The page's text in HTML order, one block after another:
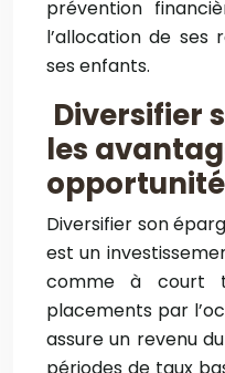
prévention
l’allocation de ses
ses enfants.
Diversifier
les
Diversifier son
est un
comme à court
placements par
assure un revenu